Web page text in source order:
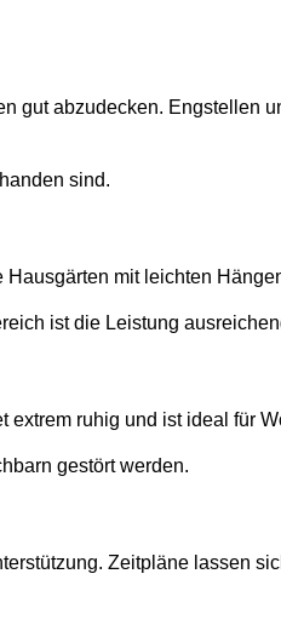
gut abzudecken. Engstellen
sind.
mit leichten
ist die Leistung
extrem ruhig und ist ideal für
gestört werden.
Zeitpläne lassen